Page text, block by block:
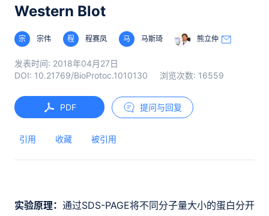
Western Blot
宗 宗伟 程 程赛凤 马 马斯琦 熊立仲
发表时间: 2018年04月27日
DOI: 10.21769/BioProtoc.1010130 浏览次数: 16559
PDF 提问与回复
引用 收藏 被引用
实验原理： 通过SDS-PAGE将不同分子量大小的蛋白分开